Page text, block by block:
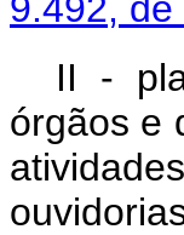
II -
órgãos e